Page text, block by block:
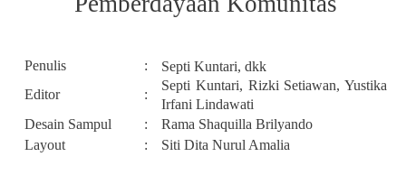
Penulis : Septi Kuntari, dkk
Editor
:
Septi Kuntari, Rizki Setiawan, Yustika
Irfani Lindawati
Desain Sampul
:
Rama Shaquilla Brilyando
Layout
: Siti Dita Nurul Amalia